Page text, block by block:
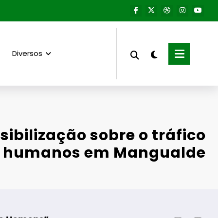
Diversos
sobre o tráfico
humanos em Mangualde